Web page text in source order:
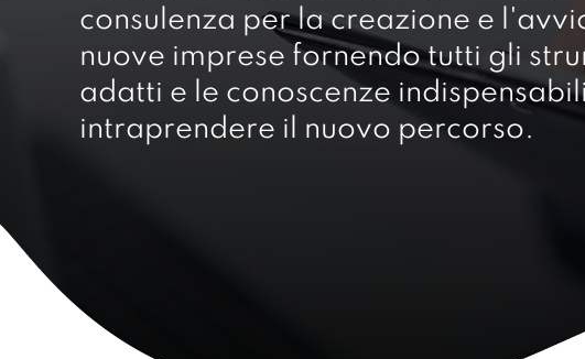
consulenza per la creazione e
nuove imprese fornendo tutti gli
adatti e le conoscenze
intraprendere il nuovo percorso.